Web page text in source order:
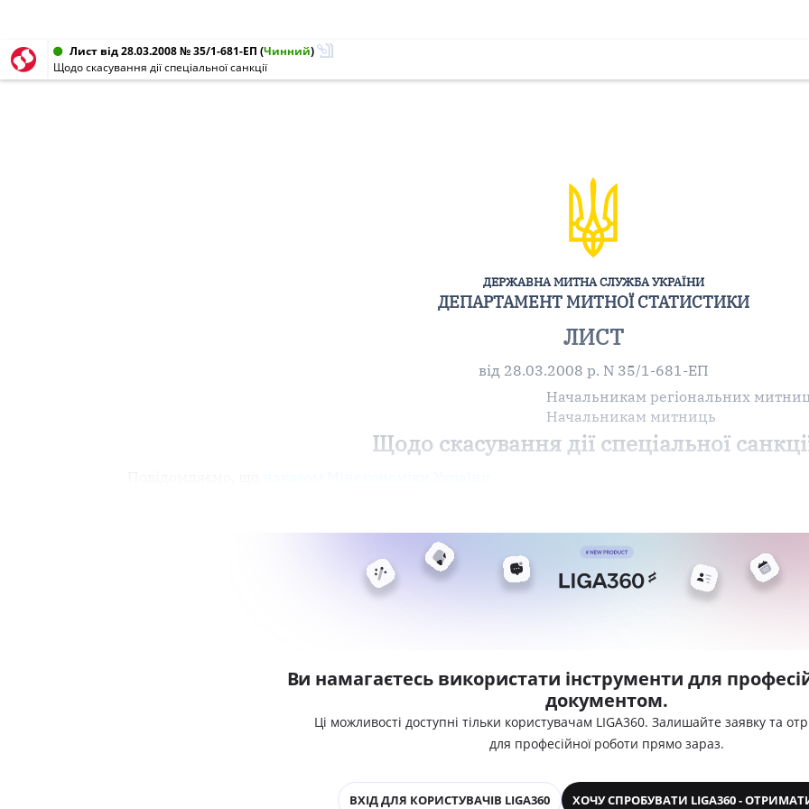
Лист від 28.03.2008 № 35/1-681-ЕП (Чинний)
Щодо скасування дії спеціальної санкції
ДЕРЖАВНА МИТНА СЛУЖБА УКРАЇНИ
ДЕПАРТАМЕНТ МИТНОЇ СТАТИСТИКИ
ЛИСТ
від 28.03.2008 р. N 35/1-681-ЕП
Начальникам регіональних
Начальникам митниць
Щодо скасування дії спеціальної
Ви намагаєтесь використати інструменти для
документом.
Ці можливості доступні тільки користувачам LIGA360. Залишайте заявку та
для професійної роботи прямо зараз.
ВХІД ДЛЯ КОРИСТУВАЧІВ LIGA360 ХОЧУ СПРОБУВАТИ LIGA360 -